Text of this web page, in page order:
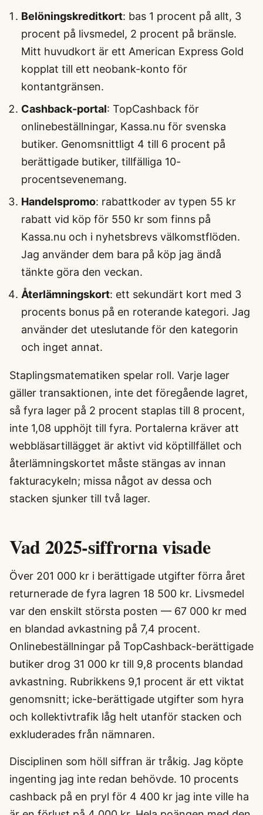
Belöningskreditkort: bas 1 procent på allt, 3
procent på livsmedel, 2 procent på bränsle.
Mitt huvudkort är ett American Express Gold
kopplat till ett neobank-konto för
kontantgränsen.
Cashback-portal: TopCashback för
onlinebeställningar, Kassa.nu för svenska
butiker. Genomsnittligt 4 till 6 procent på
berättigade butiker, tillfälliga 10-
procentsevenemang.
Handelspromo: rabattkoder av typen 55 kr
rabatt vid köp för 550 kr som finns på
Kassa.nu och i nyhetsbrevs välkomstflöden.
Jag använder dem bara på köp jag ändå
tänkte göra den veckan.
Återlämningskort: ett sekundärt kort med 3
procents bonus på en roterande kategori. Jag
använder det uteslutande för den kategorin
och inget annat.
Staplingsmatematiken spelar roll. Varje lager
gäller transaktionen, inte det föregående lagret,
så fyra lager på 2 procent staplas till 8 procent,
inte 1,08 upphöjt till fyra. Portalerna kräver att
webbläsartillägget är aktivt vid köptillfället och
återlämningskortet måste stängas av innan
fakturacykeln; missa något av dessa och
stacken sjunker till två lager.
Vad 2025-siffrorna visade
Över 201 000 kr i berättigade utgifter förra året
returnerade de fyra lagren 18 500 kr. Livsmedel
var den enskilt största posten — 67 000 kr med
en blandad avkastning på 7,4 procent.
Onlinebeställningar på TopCashback-berättigade
butiker drog 31 000 kr till 9,8 procents blandad
avkastning. Rubrikkens 9,1 procent är ett viktat
genomsnitt; icke-berättigade utgifter som hyra
och kollektivtrafik låg helt utanför stacken och
exkluderades från nämnaren.
Disciplinen som höll siffran är tråkig. Jag köpte
ingenting jag inte redan behövde. 10 procents
cashback på en pryl för 4 400 kr jag inte ville ha